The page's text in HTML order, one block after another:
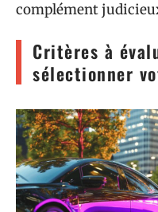
complément
Critères à
sélectionner